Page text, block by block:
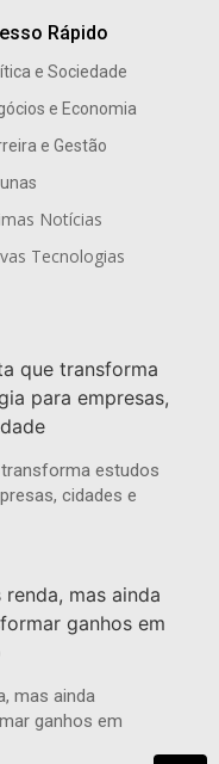
Rápido
e Sociedade
e Economia
e Gestão
Notícias
Tecnologias
estudos
cidades e
mas ainda
ganhos em